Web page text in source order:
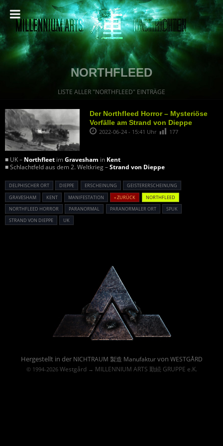
NORTHFLEED
LISTE ALLER "NORTHFLEED" EINTRÄGE
Der Northfleed Horror – Mysteriöse
Vorfälle am Strand von Dieppe
2022-06-24 - 15:41 Uhr 177
■ UK – Northfleet imGravesham in Kent
■ Schlachtfeld aus dem 2. Weltkrieg –Strand von Dieppe
DELPHISCHER ORT DIEPPE ERSCHEINUNG
GEISTERERSCHEINUNG
GRAVESHAM
KENT MANIFESTATION « ZURÜCK
NORTHFLEED
NORTHFLEED HORROR
PARANORMAL PARANORMALER ORT
SPUK
STRAND VON DIEPPE
UK
Hergestellt in der NICHTRAUM 製造 Manufakturvon WESTGÅRD
© 1994-2026 Westgård→ MILLENNIUM ARTS 勤続 GRUPPE e.K.
Powered By :